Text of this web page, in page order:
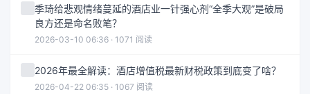
季琦给悲观情绪蔓延的酒店业一针强心剂“全季大观”是破局
良方还是命名败笔？
2026-03-10 06:36 · 1071 阅读
2026年最全解读：酒店增值税最新财税政策到底变了啥？
2026-04-22 06:35 · 1067 阅读